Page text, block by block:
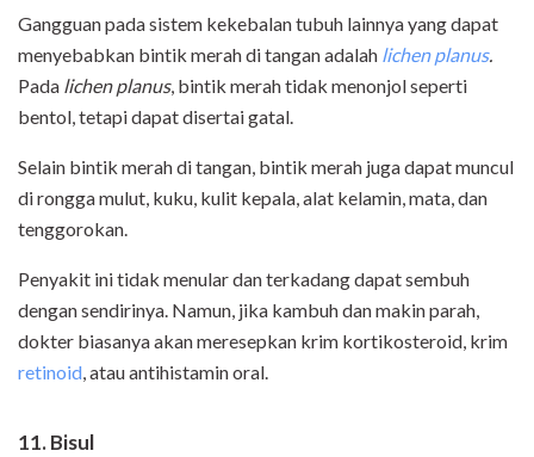
Gangguan pada sistem kekebalan tubuh lainnya yang dapat
menyebabkan bintik merah di tangan adalah lichen planus.
Pada lichen planus, bintik merah tidak menonjol seperti
bentol, tetapi dapat disertai gatal.
Selain bintik merah di tangan, bintik merah juga dapat muncul
di rongga mulut, kuku, kulit kepala, alat kelamin, mata, dan
tenggorokan.
Penyakit ini tidak menular dan terkadang dapat sembuh
dengan sendirinya. Namun, jika kambuh dan makin parah,
dokter biasanya akan meresepkan krim kortikosteroid, krim
retinoid, atau antihistamin oral.
11. Bisul